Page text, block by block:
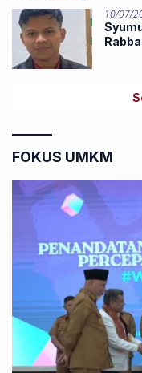
10/07/
FOKUS UMKM